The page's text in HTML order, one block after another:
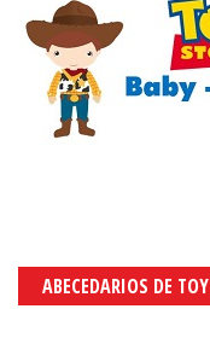
ABECEDARIOS DE